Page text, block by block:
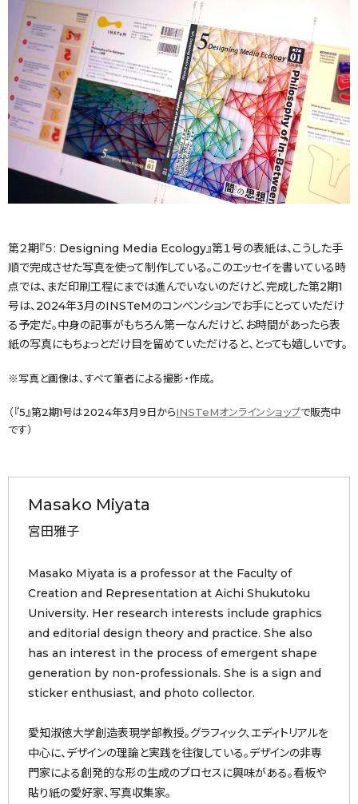
第２期『５: Designing Media Ecology』第１号の表紙は、こうした手
順で完成させた写真を使って制作している。このエッセイを書いている時
点では、まだ印刷工程にまでは進んでいないのだけど、完成した第2期1
号は、2024年3月のINSTeMのコンベンションでお手にとっていただけ
る予定だ。中身の記事がもちろん第一なんだけど、お時間があったら表
紙の写真にもちょっとだけ目を留めていただけると、とっても嬉しいです。
※写真と画像は、すべて筆者による撮影・作成。
（『5』第2期1号は2024年3月9日からINSTeMオンラインショップで販売中
です）
Masako Miyata
宮田雅子
Masako Miyata is a professor at the Faculty of
Creation and Representation at Aichi Shukutoku
University. Her research interests include graphics
and editorial design theory and practice. She also
has an interest in the process of emergent shape
generation by non-professionals. She is a sign and
sticker enthusiast, and photo collector.
愛知淑徳大学創造表現学部教授。グラフィック、エディトリアルを
中心に、デザインの理論と実践を往復している。デザインの非専
門家による創発的な形の生成のプロセスに興味がある。看板や
貼り紙の愛好家、写真収集家。